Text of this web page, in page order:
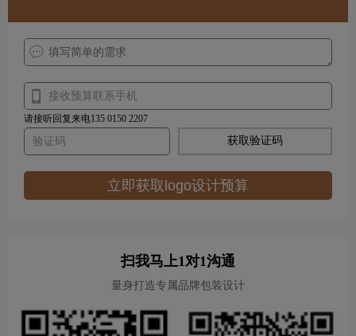
请接听回复来电135 0150 2207
获取验证码
立即获取logo设计预算
扫我马上1对1沟通
量身打造专属品牌包装设计